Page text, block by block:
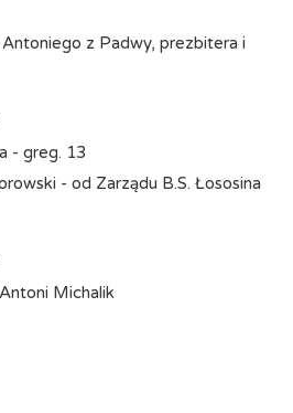
z Padwy, prezbitera i
- greg. 13
- od Zarządu B.S. Łososina
Michalik